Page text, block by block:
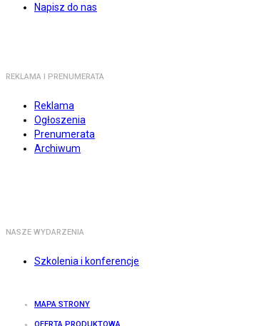
Napisz do nas
REKLAMA I PRENUMERATA
Reklama
Ogłoszenia
Prenumerata
Archiwum
NASZE WYDARZENIA
Szkolenia i konferencje
MAPA STRONY